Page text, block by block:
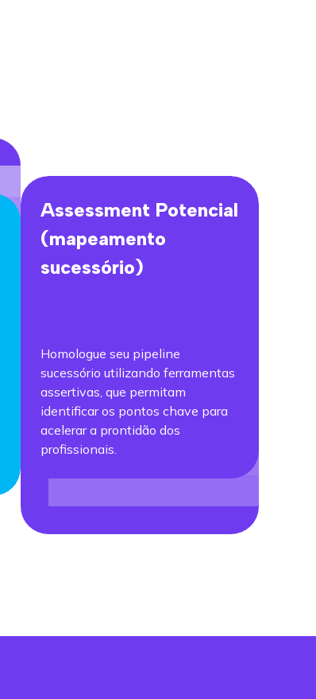
Assessment Potencial
(mapeamento
sucessório)
Homologue seu pipeline
sucessório utilizando ferramentas
assertivas, que permitam
identificar os pontos chave para
acelerar a prontidão dos
profissionais.